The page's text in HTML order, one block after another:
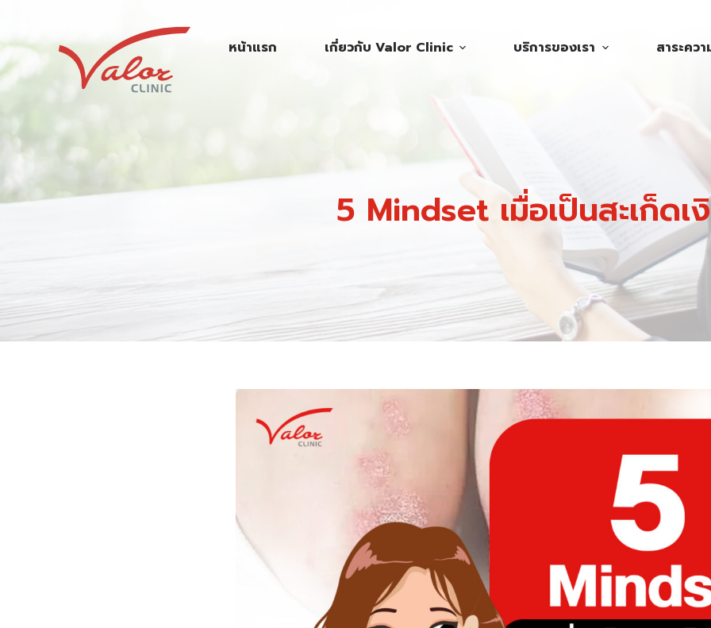
k
i
p
c
n
t
หน้าแรก เกี่ยวกับ Valor Clinic บริการของเรา สาระควา
5 Mindset เมื่อเป็นสะเก็ดเ